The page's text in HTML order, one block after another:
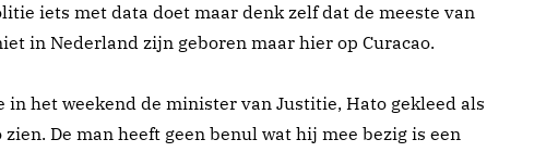
iets met data doet maar denk zelf dat de meeste van
in Nederland zijn geboren maar hier op Curacao.
in het weekend de minister van Justitie, Hato gekleed als
De man heeft geen benul wat hij mee bezig is een